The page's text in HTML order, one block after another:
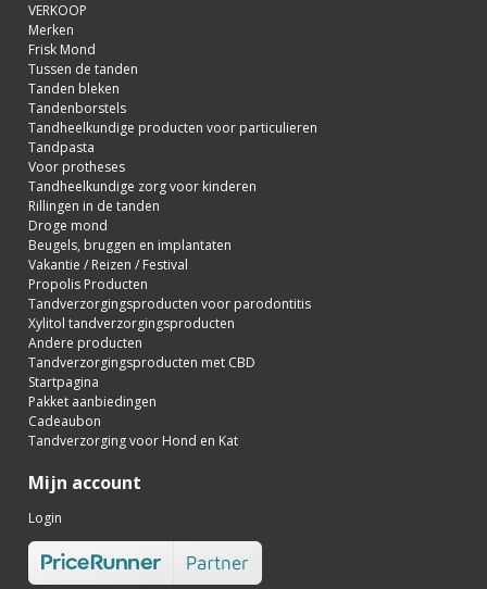
VERKOOP
Merken
Frisk Mond
Tussen de tanden
Tanden bleken
Tandenborstels
Tandheelkundige producten voor particulieren
Tandpasta
Voor protheses
Tandheelkundige zorg voor kinderen
Rillingen in de tanden
Droge mond
Beugels, bruggen en implantaten
Vakantie / Reizen / Festival
Propolis Producten
Tandverzorgingsproducten voor parodontitis
Xylitol tandverzorgingsproducten
Andere producten
Tandverzorgingsproducten met CBD
Startpagina
Pakket aanbiedingen
Cadeaubon
Tandverzorging voor Hond en Kat
Mijn account
Login